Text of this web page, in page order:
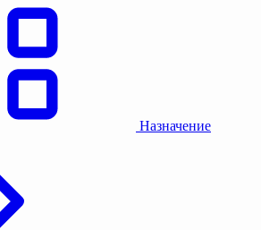
Назначение